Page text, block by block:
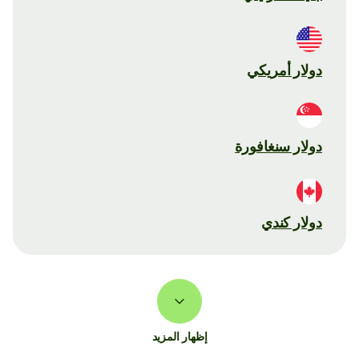
دولار أمريكي
دولار سنغافورة
دولار كندي
إظهار المزيد